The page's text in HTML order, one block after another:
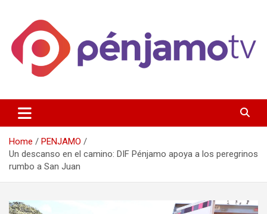
content
Penjamotv
Gto y la region.
Home
PENJAMO
Un descanso en el camino: DIF Pénjamo apoya a los peregrinos
rumbo a San Juan